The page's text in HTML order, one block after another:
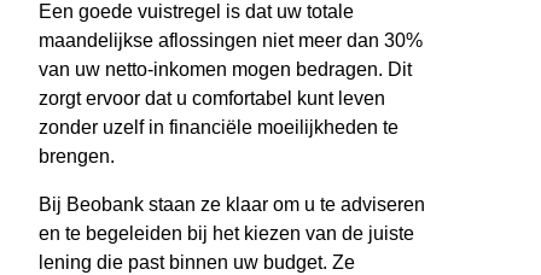
Een goede vuistregel is dat uw totale
maandelijkse aflossingen niet meer dan 30%
van uw netto-inkomen mogen bedragen. Dit
zorgt ervoor dat u comfortabel kunt leven
zonder uzelf in financiële moeilijkheden te
brengen.
Bij Beobank staan ze klaar om u te adviseren
en te begeleiden bij het kiezen van de juiste
lening die past binnen uw budget. Ze